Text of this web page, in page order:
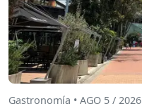
Gastronomía • AGO 5 / 2026